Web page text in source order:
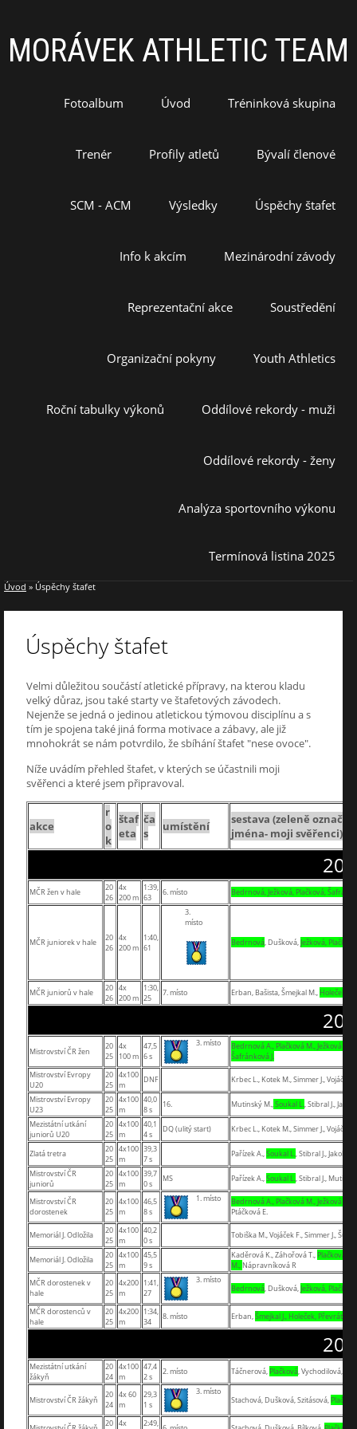
MORÁVEK ATHLETIC TEAM
Fotoalbum Úvod Tréninková skupina
Trenér Profily atletů Bývalí členové
SCM - ACM Výsledky Úspěchy štafet
Info k akcím Mezinárodní závody
Reprezentační akce Soustředění
Organizační pokyny Youth Athletics
Roční tabulky výkonů Oddílové rekordy - muži
Oddílové rekordy - ženy
Analýza sportovního výkonu
Termínová listina 2025
Úvod » Úspěchy štafet
Úspěchy štafet
Velmi důležitou součástí atletické přípravy, na kterou kladu
velký důraz, jsou také starty ve štafetových závodech.
Nejenže se jedná o jedinou atletickou týmovou disciplínu a s
tím je spojena také jiná forma motivace a zábavy, ale již
mnohokrát se nám potvrdilo, že sbíhání štafet "nese ovoce".
Níže uvádím přehled štafet, v kterých se účastnili moji
svěřenci a které jsem připravoval.
akce
r
o
k
štaf
eta
ča
s
umístění
sestava (zeleně
jména- moji svěřenci)
MČR žen v hale
20
26
4x
200 m
1:39,
63
6. místo Bedrnová, Ježková, Plačková,
MČR juniorek v hale
20
26
4x
200 m
1:40,
61
3.
místo
Bedrnová, Dušková,Ježková, Plačková
MČR juniorů v hale
20
26
4x
200 m
1:30,
25
7. místo Erban, Bašista, Šmejkal M., Holeček
Mistrovství ČR žen
20
25
4x
100 m
47,5
6 s
3. místo
Bedrnová A., Plačková M., Ježková M.,
Šafránková J.
Mistrovství Evropy
U20
20
25
4x100
m
DNF
Krbec L., Kotek M., Simmer J., Vojáček F
Mistrovství Evropy
U23
20
25
4x100
m
40,0
8 s
16. Mutinský M.,Soukal L., Stibral J., Jakob
Mezistátní utkání
juniorů U20
20
25
4x100
m
40,1
4 s
DQ (ulitý start) Krbec L., Kotek M., Simmer J., Vojáček
Zlatá tretra
20
25
4x100
m
39,3
7 s
Pařízek A.,Soukal L., Stibral J., Jakob B.
Mistrovství ČR
juniorů
20
25
4x100
m
39,7
0 s
MS Pařízek A.,Soukal L., Stibral J.,
Mistrovství ČR
dorostenek
20
25
4x100
m
46,5
8 s
1. místo Bedrnová A., Plačková M., Ježková M.
Ptáčková E.
Memoriál J. Odložila
20
25
4x100
m
40,2
0 s
Tobiška M., Vojáček F., Simmer J., Šulc
Memoriál J. Odložila
20
25
4x100
m
45,5
9 s
Kaděrová K., Záhořová T., Plačková
M., Nápravníková R
MČR dorostenek v
hale
20
25
4x200
m
1:41,
27
3. místo
Bedrnová, Dušková,Ježková, Plačková
MČR dorostenců v
hale
20
25
4x200
m
1:34,
34
8. místo Erban,Šmejkal J., Holeček, Převrátil
Mezistátní utkání
žákyň
20
24
4x100
m
47,4
2 s
2. místo Táčnerová, Plačková, Vychodilová,
Mistrovství ČR žákyň
20
24
4x 60
m
29,3
1 s
3. místo
Stachová, Dušková, Szitásová,
20 4x
2:49,